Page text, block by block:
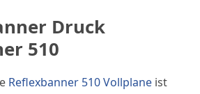
Druck
510
Reflexbanner 510 Vollplane ist